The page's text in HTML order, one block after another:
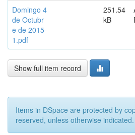
Domingo 4
de Octubr
e de 2015-
1.pdf
251.54
kB
Show full item record
Items in DSpace are protected by
reserved, unless otherwise indicated.